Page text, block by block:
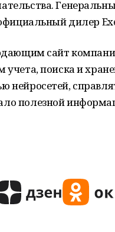
дилер
сайт
поиска и
полезной